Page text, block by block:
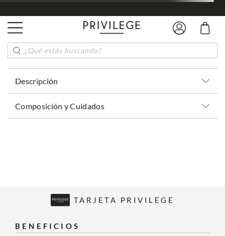
¿Qué estás buscando?
Descripción
Composición y Cuidados
TARJETA PRIVILEGE
BENEFICIOS